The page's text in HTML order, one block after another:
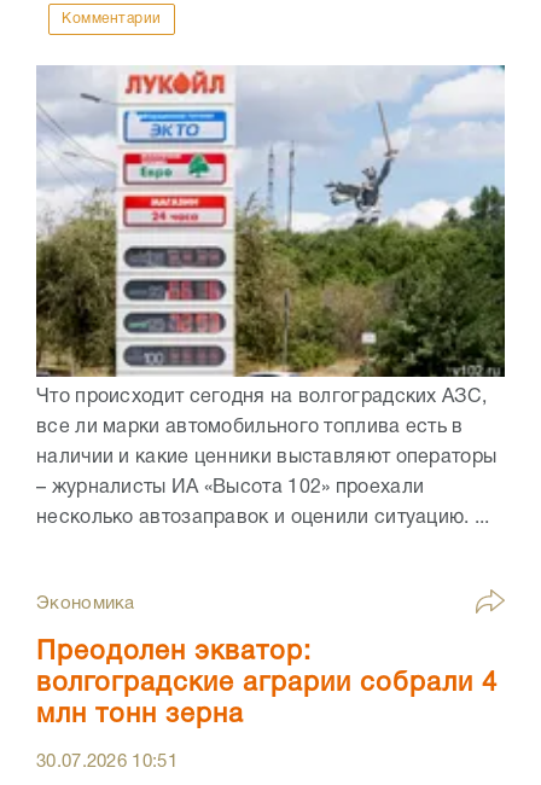
Комментарии
Что происходит сегодня на волгоградских АЗС,
все ли марки автомобильного топлива есть в
наличии и какие ценники выставляют операторы
– журналисты ИА «Высота 102» проехали
несколько автозаправок и оценили ситуацию. ...
Экономика
Преодолен экватор:
волгоградские аграрии собрали 4
млн тонн зерна
30.07.2026 10:51